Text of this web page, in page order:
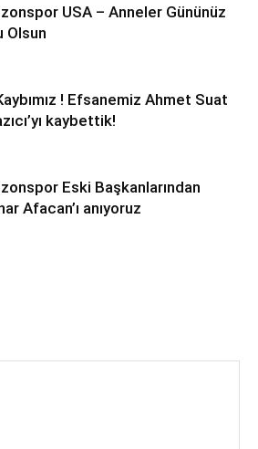
USA – Anneler Gününüz
Olsun
! Efsanemiz Ahmet Suat
kaybettik!
Eski Başkanlarından
Afacan’ı anıyoruz